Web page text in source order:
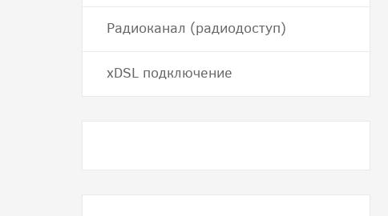
Радиоканал (радиодоступ)
хDSL подключение